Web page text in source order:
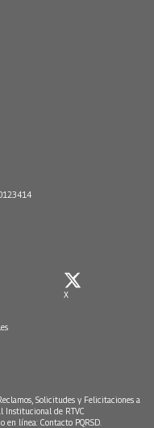
X
Solicitudes y Felicitaciones a
Institucional de RTVC
en línea: Contacto PQRSD.